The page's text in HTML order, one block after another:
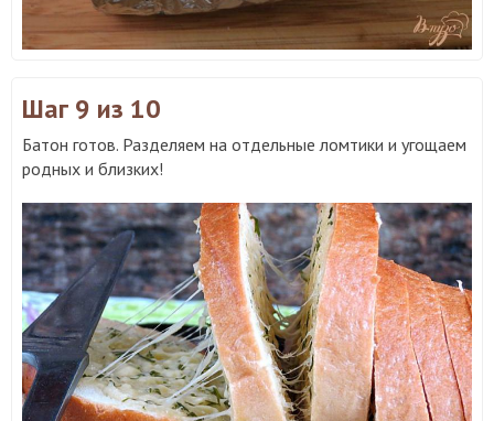
Шаг 9 из 10
Батон готов. Разделяем на отдельные ломтики и угощаем
родных и близких!